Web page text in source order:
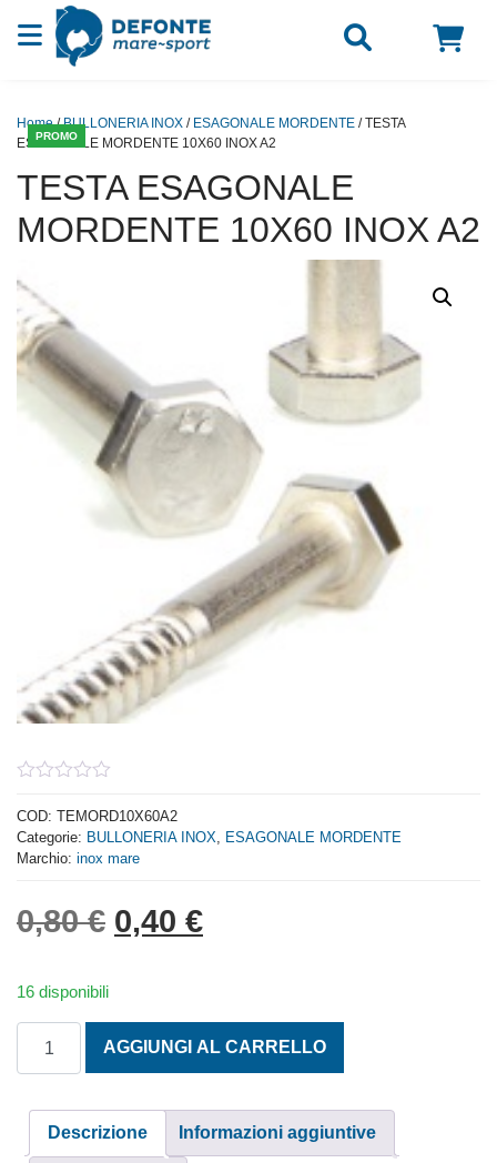
Vai al contenuto
PROMO
Home/BULLONERIA INOX / ESAGONALE MORDENTE / TESTA
ESAGONALE MORDENTE 10X60 INOX A2
TESTA ESAGONALE
MORDENTE 10X60 INOX A2
out
of
5
COD: TEMORD10X60A2
Categorie: BULLONERIA INOX, ESAGONALE MORDENTE
Marchio: inox mare
0,80€ Il prezzo originale era:
0,40 €Il prezzo attuale è:
16 disponibili
AGGIUNGI AL CARRELLO
Descrizione Informazioni aggiuntive